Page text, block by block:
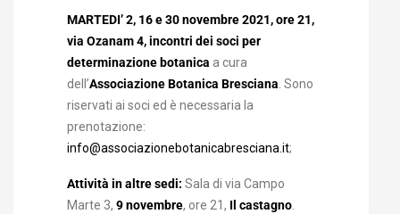
MARTEDI’ 2, 16 e 30 novembre 2021, ore 21,
via Ozanam 4, incontri dei soci per
determinazione botanica a cura
dell’Associazione Botanica Bresciana. Sono
riservati ai soci ed è necessaria la
prenotazione:
info@associazionebotanicabresciana.it;
Attività in altre sedi: Sala di via Campo
Marte 3, 9 novembre, ore 21, Il castagno.